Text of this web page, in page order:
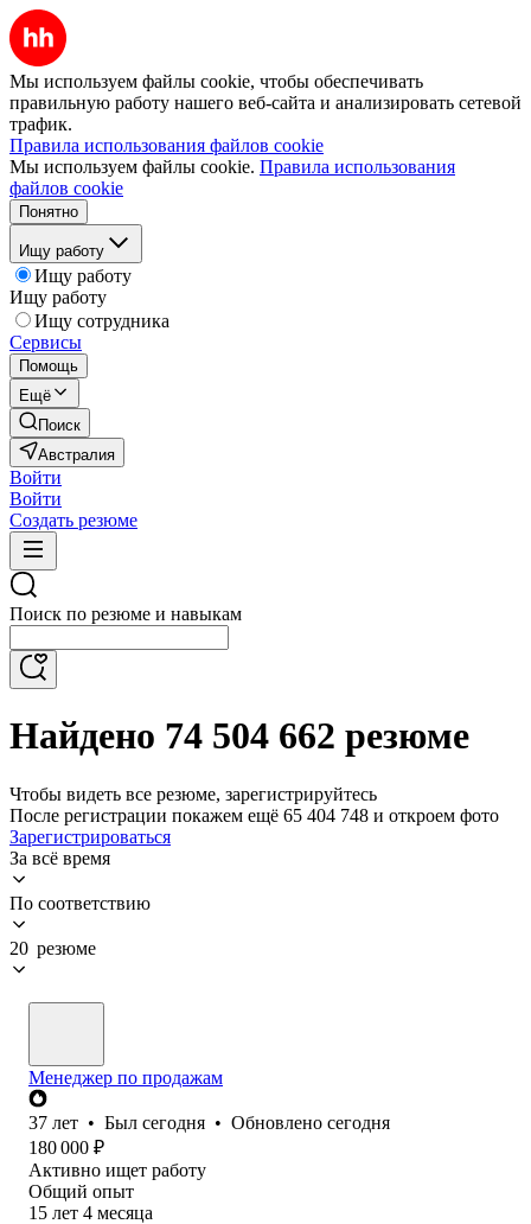
Мы используем файлы cookie, чтобы обеспечивать
правильную работу нашего веб-сайта и анализировать сетевой
трафик.
Правила использования файлов cookie
Мы используем файлы cookie. Правила использования
файлов cookie
Понятно
Ищу работу
Ищу работу
Ищу работу
Ищу сотрудника
Сервисы
Помощь
Ещё
Поиск
Австралия
Войти
Войти
Создать резюме
Поиск по резюме и навыкам
Найдено 74 504 662 резюме
Чтобы видеть все резюме, зарегистрируйтесь
После регистрации покажем ещё 65 404 748 и откроем фото
Зарегистрироваться
За всё время
По соответствию
20 резюме
Менеджер по продажам
37 лет • Был сегодня • Обновлено сегодня
180 000 ₽
Активно ищет работу
Общий опыт
15 лет 4 месяца